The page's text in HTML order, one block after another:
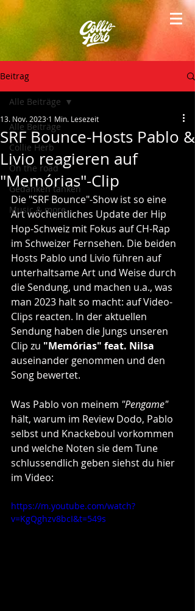
Beitrag
Alle Beiträge
Collie Herb
On the road
Gedanken tanken
Music & more
Alle Beiträge
SRF Bounce-Hosts Pablo &
Livio reagieren auf
"Memórias"-Clip
13. Nov. 2023 1 Min. Lesezeit
Die "SRF Bounce"-Show ist so eine
Art wöchentliches Update der Hip
Hop-Schweiz mit Fokus auf CH-Rap
im Schweizer Fernsehen. Die beiden
Hosts Pablo und Livio führen auf
unterhaltsame Art und Weise durch
die Sendung, und machen u.a., was
man 2023 halt so macht: auf Video-
Clips reacten. In der aktuellen
Sendung haben die Jungs unseren
Clip zu "Memórias" feat. Nilsa
auseinander genommen und den
Song bewertet.
Was Pablo von meinem "Pengame"
hält, warum im Review Dodo, Pablo
selbst und Knackeboul vorkommen
und welche Noten sie dem Tune
schlussendlich geben siehst du hier
im Video:
https://m.youtube.com/watch?
v=KgQghzv8bcI&t=549s